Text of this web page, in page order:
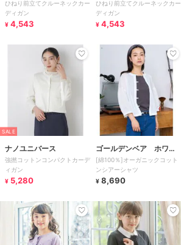
ひねり前立てクルーネックカー
ディガン
¥ 4,543
ひねり前立てクルーネックカー
ディガン
¥ 4,543
SALE
ナノユニバース
強撚コットンコンパクトカーデ
ィガン
¥ 5,280
ゴールデンベア ホワイ
トレーベル
[綿100％]オーガニックコット
ンシアーシャツ
¥ 8,690